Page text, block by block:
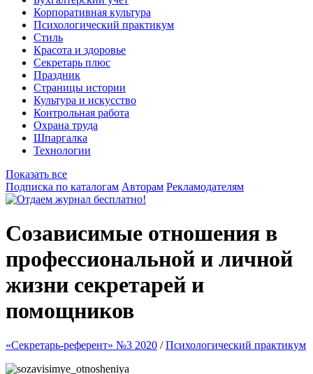
Корпоративная культура
Психологический практикум
Стиль
Красота и здоровье
Секретарь плюс
Праздник
Страницы истории
Культура и искусство
Контрольная работа
Охрана труда
Шпаргалка
Технологии
Показать все
Подписка по каталогам Авторам Рекламодателям
Созависимые отношения в
профессиональной и личной
жизни секретарей и
помощников
«Секретарь-референт» №3 2020 /Психологический практикум